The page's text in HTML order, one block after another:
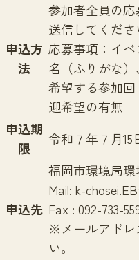
申込方
法
参加者全員の
送信してくださ
応募事項：イ
名（ふりがな
希望する参加
迎希望の有無
申込期
限
令和７年７月15
申込先
福岡市環境局
Mail: k-
Fax : 092-733-
※メールアドレ
い。